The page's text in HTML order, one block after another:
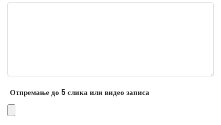
Отпремање до 5 слика или видео записа